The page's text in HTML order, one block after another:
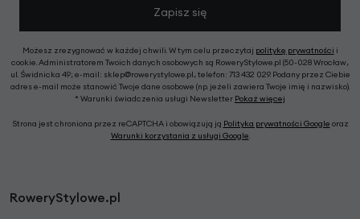
Zapisz się
Możesz zrezygnować w każdej chwili. W tym celu przeczytaj politykę prywatności i
cookie. Administratorem Twoich danych osobowych są RoweryStylowe.pl (50-028 Wrocław,
ul. Świdnicka 49; e-mail: sklep@rowerystylowe.pl, telefon: 713 432 029. Podany przez Ciebie
adres e-mail może stanowić Twoje dane osobowe (np. jeżeli zawiera Twoje imię i nazwisko).
* Warunki świadczenia usługi Newsletter Pokaż więcej
Strona jest chroniona przez reCAPTCHA i obowiązują ją Polityka prywatności Google oraz
Warunki korzystania z usługi Google.
RoweryStylowe.pl